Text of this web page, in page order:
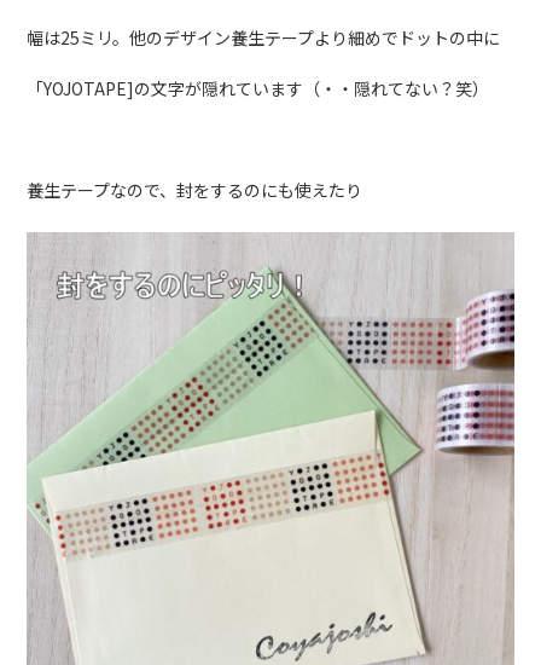
幅は25ミリ。他のデザイン養生テープより細めでドットの中に
「YOJOTAPE]の文字が隠れています（・・隠れてない？笑）
養生テープなので、封をするのにも使えたり